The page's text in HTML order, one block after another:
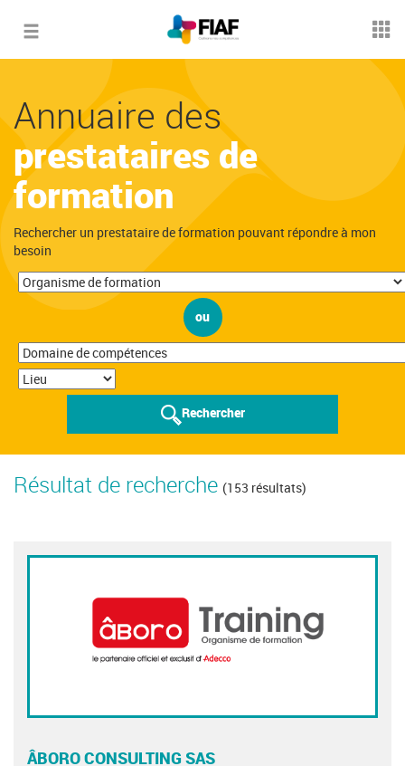
Toggle
Annuaire des
prestataires de
formation
Rechercher un prestataire de formation pouvant répondre à mon
besoin
ou
Rechercher
Résultat de recherche (153 résultats)
ÂBORO CONSULTING SAS